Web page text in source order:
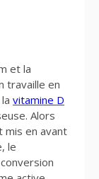
et la
travaille en
vitamine D
Alors
mis en avant
le